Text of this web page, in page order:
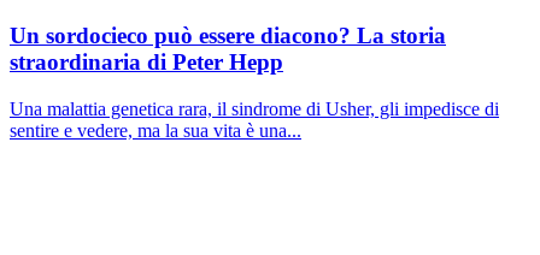
Un sordocieco può essere diacono? La storia
straordinaria di Peter Hepp
Una malattia genetica rara, il sindrome di Usher, gli impedisce di
sentire e vedere, ma la sua vita è una...